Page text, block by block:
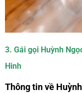
3. Gái gọi Huỳnh
Hinh
Thông tin về